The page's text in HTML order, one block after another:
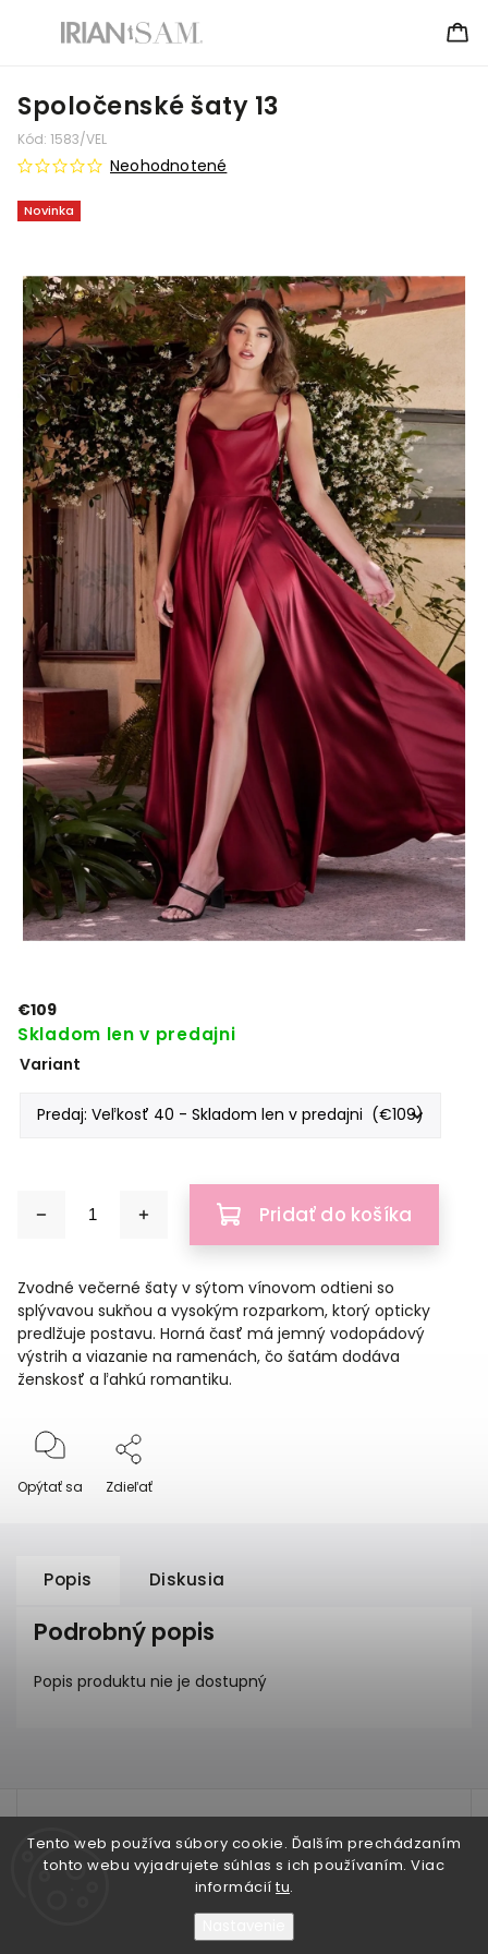
Tento web používa súbory cookie. Ďalším prechádzaním
tohto webu vyjadrujete súhlas s ich používaním. Viac
informácií tu.
Spoločenské šaty 13
Kód: 1583/VEL
Novinka
Neohodnotené
€109
Skladom len v predajni
Variant
Pridať do košíka
Zvodné večerné šaty v sýtom vínovom odtieni so
splývavou sukňou a vysokým rozparkom, ktorý opticky
predlžuje postavu. Horná časť má jemný vodopádový
výstrih a viazanie na ramenách, čo šatám dodáva
ženskosť a ľahkú romantiku.
Opýtať sa Zdieľať
Popis Diskusia
Podrobný popis
Popis produktu nie je dostupný
test